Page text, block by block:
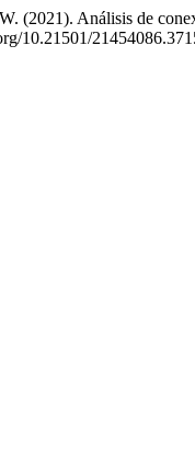
(2021). Análisis de
10.21501/